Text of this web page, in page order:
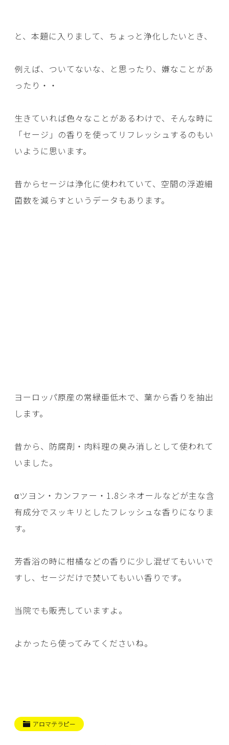
と、本題に入りまして、ちょっと浄化したいとき、
例えば、ついてないな、と思ったり、嫌なことがあ
ったり・・
生きていれば色々なことがあるわけで、そんな時に
「セージ」の香りを使ってリフレッシュするのもい
いように思います。
昔からセージは浄化に使われていて、空間の浮遊細
菌数を減らすというデータもあります。
ヨーロッパ原産の常緑亜低木で、葉から香りを抽出
します。
昔から、防腐剤・肉料理の臭み消しとして使われて
いました。
αツヨン・カンファー・1.8シネオールなどが主な含
有成分でスッキリとしたフレッシュな香りになりま
す。
芳香浴の時に柑橘などの香りに少し混ぜてもいいで
すし、セージだけで焚いてもいい香りです。
当院でも販売していますよ。
よかったら使ってみてくださいね。
アロマテラピー